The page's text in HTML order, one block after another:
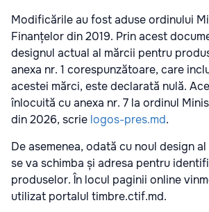
Modificările au fost aduse ordinului
Finanțelor din 2019. Prin acest
designul actual al mărcii pentru
anexa nr. 1 corespunzătoare, care
acestei mărci, este declarată nulă.
înlocuită cu anexa nr. 7 la ordinul
din 2026, scrie logos-pres.md.
De asemenea, odată cu noul design
se va schimba și adresa pentru
produselor. În locul paginii online
utilizat portalul timbre.ctif.md.